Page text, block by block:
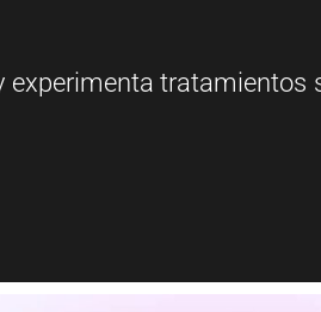
experimenta tratamientos